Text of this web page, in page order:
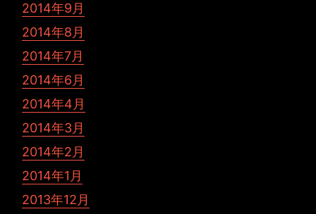
2014年9月
2014年8月
2014年7月
2014年6月
2014年4月
2014年3月
2014年2月
2014年1月
2013年12月